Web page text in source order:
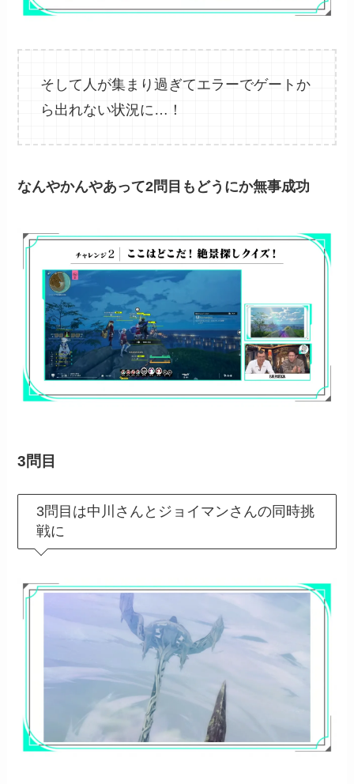
そして人が集まり過ぎてエラーでゲートか
ら出れない状況に…！
なんやかんやあって2問目もどうにか無事成功
3問目
3問目は中川さんとジョイマンさんの同時挑
戦に